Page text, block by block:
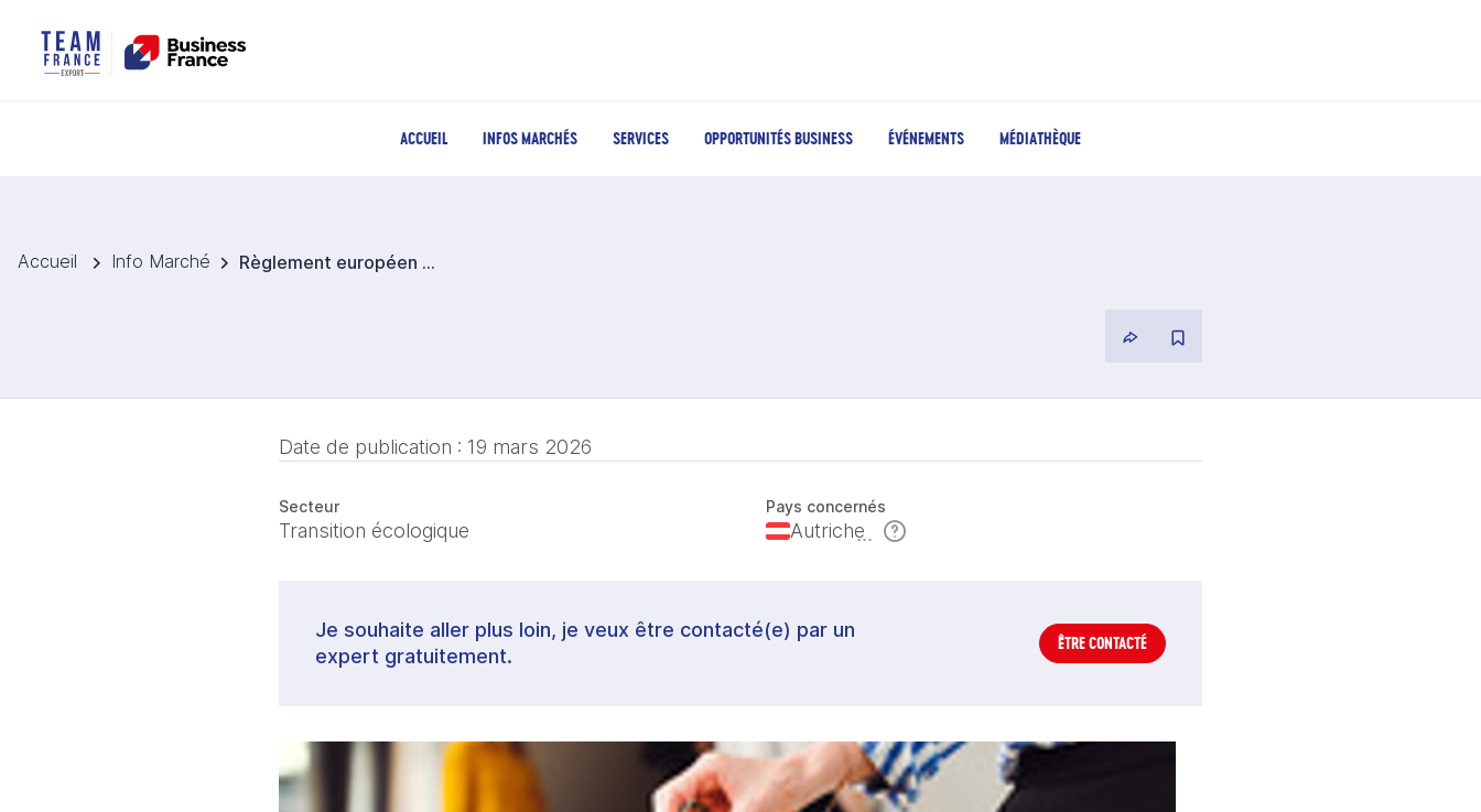
ACCUEIL INFOS MARCHÉS SERVICES OPPORTUNITÉS BUSINESS ÉVÉNEMENTS MÉDIATHÈQUE
Accueil Info Marché Règlement européen sur les emballages (PPWR)
Date de publication : 19 mars 2026
Secteur
Transition écologique
Pays concernés
Autriche
Je souhaite aller plus loin, je veux être contacté(e) par un
expert gratuitement.
ÊTRE CONTACTÉ